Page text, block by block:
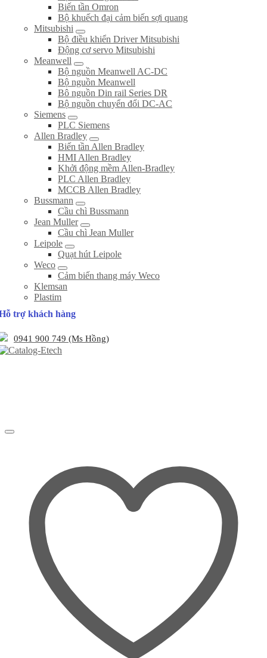
Biến tần Omron
Bộ khuếch đại cảm biến sợi quang
Mitsubishi
Bộ điều khiển Driver Mitsubishi
Động cơ servo Mitsubishi
Meanwell
Bộ nguồn Meanwell AC-DC
Bộ nguồn Meanwell
Bô nguồn Din rail Series DR
Bộ nguồn chuyển đổi DC-AC
Siemens
PLC Siemens
Allen Bradley
Biến tần Allen Bradley
HMI Allen Bradley
Khởi động mềm Allen-Bradley
PLC Allen Bradley
MCCB Allen Bradley
Bussmann
Cầu chì Bussmann
Jean Muller
Cầu chì Jean Muller
Leipole
Quạt hút Leipole
Weco
Cảm biến thang máy Weco
Klemsan
Plastim
trợ khách hàng
0941 900 749 (Ms Hồng)